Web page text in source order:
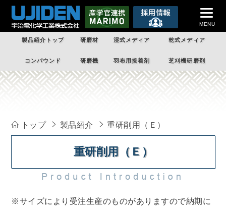
製品紹介トップ 研磨材 湿式メディア 乾式メディア
コンパウンド 研磨機 羽布用接着剤 芝刈機研磨剤
トップ 製品紹介 重研削用（Ｅ）
重研削用（Ｅ）
※サイズにより受注生産のものがありますので納期に
MENU
トップページ
企業案内
技術情報
企業情報
お問い合わせ